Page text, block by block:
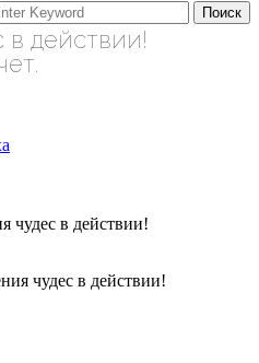
в действии!
чудес в действии!